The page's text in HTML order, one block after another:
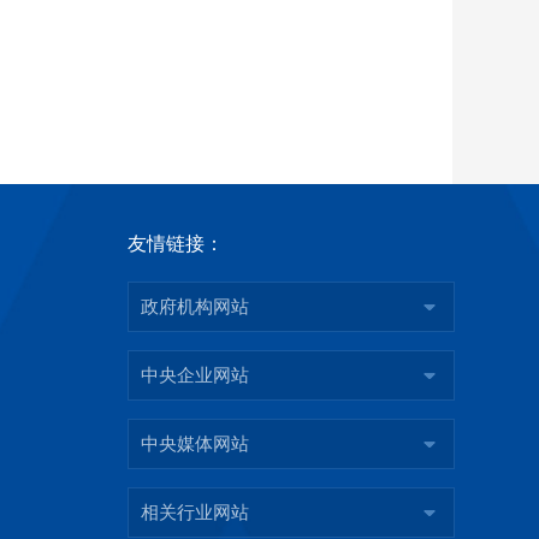
友情链接：
政府机构网站
中央企业网站
中央媒体网站
相关行业网站